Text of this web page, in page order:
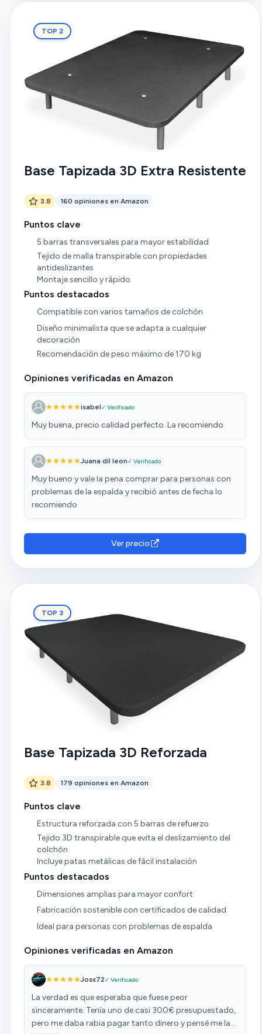
TOP 2
Base Tapizada 3D Extra Resistente
3.8 160 opiniones en Amazon
Puntos clave
5 barras transversales para mayor estabilidad
Tejido de malla transpirable con propiedades
antideslizantes
Montaje sencillo y rápido
Puntos destacados
Compatible con varios tamaños de colchón
Diseño minimalista que se adapta a cualquier
decoración
Recomendación de peso máximo de 170 kg
Opiniones verificadas en Amazon
isabel✓ Verificado
Muy buena, precio calidad perfecto. La recomiendo
Juana dil leon✓ Verificado
Muy bueno y vale la pena comprar para personas con
problemas de la espalda y recibió antes de fecha lo
recomiendo
Ver precio
TOP 3
Base Tapizada 3D Reforzada
3.8 179 opiniones en Amazon
Puntos clave
Estructura reforzada con 5 barras de refuerzo
Tejido 3D transpirable que evita el deslizamiento del
colchón
Incluye patas metálicas de fácil instalación
Puntos destacados
Dimensiones amplias para mayor confort
Fabricación sostenible con certificados de calidad
Ideal para personas con problemas de espalda
Opiniones verificadas en Amazon
Josx72✓ Verificado
La verdad es que esperaba que fuese peor
sinceramente. Tenía uno de casi 300€ presupuestado,
pero me daba rabia pagar tanto dinero y pensé me la